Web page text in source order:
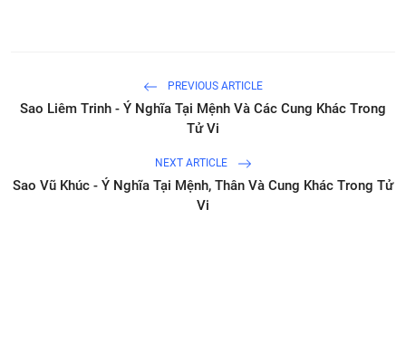
PREVIOUS ARTICLE
Sao Liêm Trinh - Ý Nghĩa Tại Mệnh Và Các Cung Khác Trong
Tử Vi
NEXT ARTICLE
Sao Vũ Khúc - Ý Nghĩa Tại Mệnh, Thân Và Cung Khác Trong Tử
Vi